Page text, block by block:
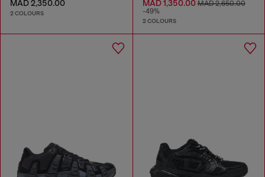
MAD 2,350.00
2 COLOURS
MAD 1,350.00MAD 2,650.00
-49%
2 COLOURS